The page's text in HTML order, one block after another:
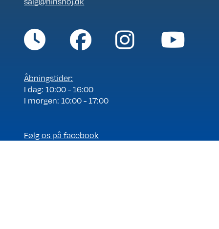
Åbningstider:
I dag: 10:00 - 16:00
I morgen: 10:00 - 17:00
Følg os på facebook